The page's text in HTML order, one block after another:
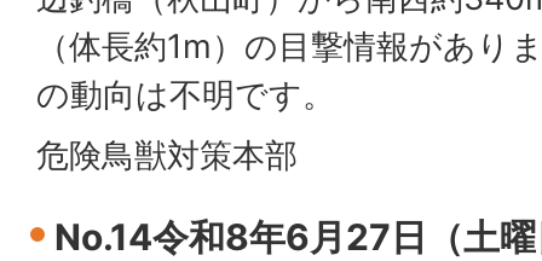
（体長約1m）の目撃情報があり
の動向は不明です。
危険鳥獣対策本部
No.14令和8年6月27日（土